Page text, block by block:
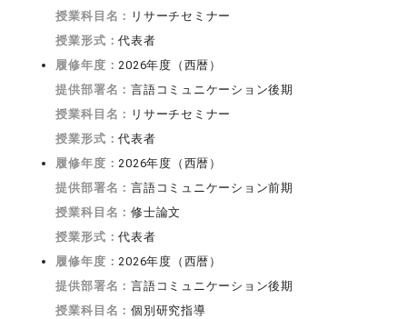
授業科目名： リサーチセミナー
授業形式：代表者
履修年度：2026年度（西暦）
提供部署名：言語コミュニケーション後期
授業科目名： リサーチセミナー
授業形式：代表者
履修年度：2026年度（西暦）
提供部署名：言語コミュニケーション前期
授業科目名：修士論文
授業形式：代表者
履修年度：2026年度（西暦）
提供部署名：言語コミュニケーション後期
授業科目名：個別研究指導